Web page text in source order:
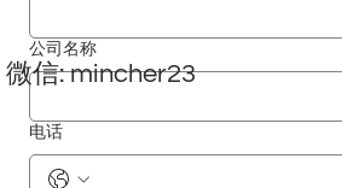
微信: mincher23
公司名称
电话